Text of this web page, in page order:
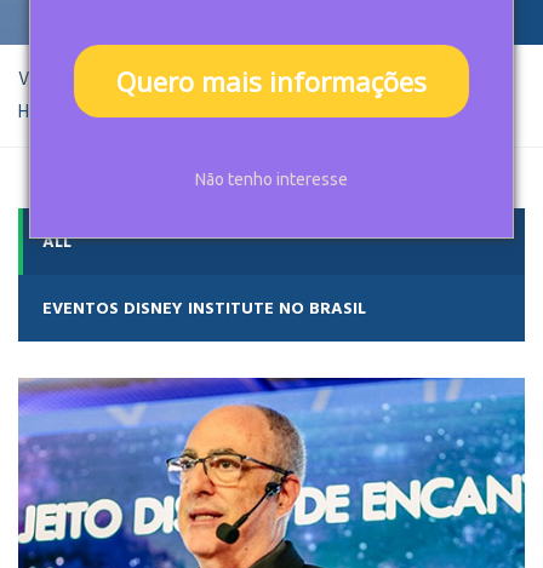
Quero mais informações
Não tenho interesse
Você está aqui:
Home
Projects Eventos Disney Institute no Brasil
ALL
EVENTOS DISNEY INSTITUTE NO BRASIL